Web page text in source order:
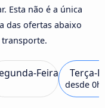
Esta não é a única
das ofertas abaixo
Feira Terça-
desde 0h